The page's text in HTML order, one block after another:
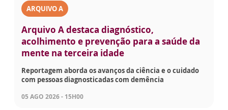
ARQUIVO A
Arquivo A destaca diagnóstico,
acolhimento e prevenção para a saúde da
mente na terceira idade
Reportagem aborda os avanços da ciência e o cuidado
com pessoas diagnosticadas com demência
05 AGO 2026 - 15H00